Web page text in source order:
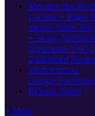
Meistern der
Locator + Pages
meiner Nähe 360
+ Seiten
allgemeine FAQs
Dashboard
Verzeichnisse
Google Facebook
Release Notes
+ More